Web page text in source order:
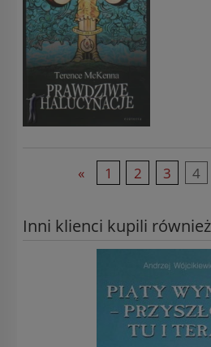
« 1 2 3 4
Inni klienci kupili również